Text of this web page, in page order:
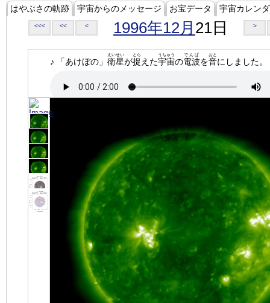
はやぶさの軌跡 宇宙からのメッセージ お宝データ 宇宙カレン
<<< << < 1996年12月 21日 >
♪ 「あけぼの」 衛星
えいせい
が捉
とら
えた宇宙
うちゅう
の電波
でんぱ
を音
おと
にしました。